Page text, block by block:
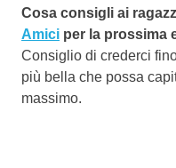
Cosa consigli ai
Amici per la prossima
Consiglio di crederci
più bella che possa
massimo.